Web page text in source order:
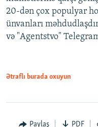
20-dən çox populyar
ünvanları
və "Agentstvo"
Ətraflı burada oxuyun
Paylaş PDF